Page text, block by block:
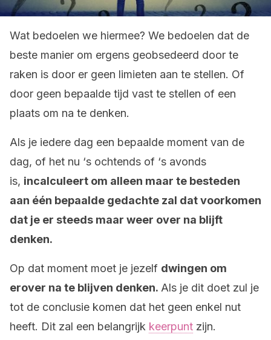
Wat bedoelen we hiermee? We bedoelen dat de
beste manier om ergens geobsedeerd door te
raken is door er geen limieten aan te stellen. Of
door geen bepaalde tijd vast te stellen of een
plaats om na te denken.
Als je iedere dag een bepaalde moment van de
dag, of het nu ‘s ochtends of ‘s avonds
is, incalculeert om alleen maar te besteden
aan één bepaalde gedachte zal dat voorkomen
dat je er steeds maar weer over na blijft
denken.
Op dat moment moet je jezelf dwingen om
erover na te blijven denken. Als je dit doet zul je
tot de conclusie komen dat het geen enkel nut
heeft. Dit zal een belangrijk keerpunt zijn.